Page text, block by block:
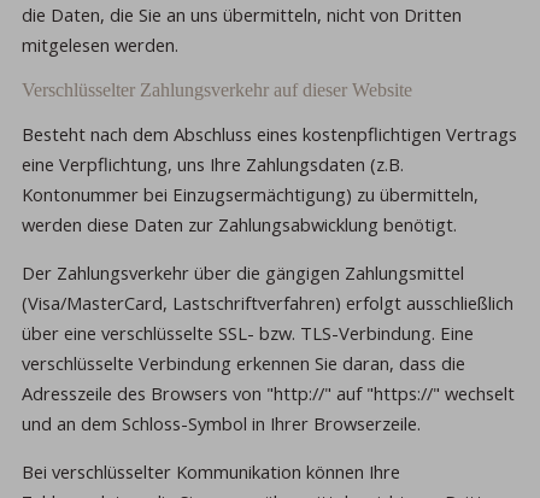
die Daten, die Sie an uns übermitteln, nicht von Dritten
mitgelesen werden.
Verschlüsselter Zahlungsverkehr auf dieser Website
Besteht nach dem Abschluss eines kostenpflichtigen Vertrags
eine Verpflichtung, uns Ihre Zahlungsdaten (z.B.
Kontonummer bei Einzugsermächtigung) zu übermitteln,
werden diese Daten zur Zahlungsabwicklung benötigt.
Der Zahlungsverkehr über die gängigen Zahlungsmittel
(Visa/MasterCard, Lastschriftverfahren) erfolgt ausschließlich
über eine verschlüsselte SSL- bzw. TLS-Verbindung. Eine
verschlüsselte Verbindung erkennen Sie daran, dass die
Adresszeile des Browsers von "http://" auf "https://" wechselt
und an dem Schloss-Symbol in Ihrer Browserzeile.
Bei verschlüsselter Kommunikation können Ihre